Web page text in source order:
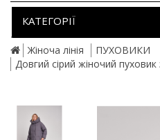
КАТЕГОРІЇ
Жіноча лінія
ПУХОВИКИ
Довгий сірий жіночий